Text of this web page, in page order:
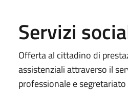
Servizi
Offerta al cittadino di
assistenziali attraverso il
professionale e segretariato